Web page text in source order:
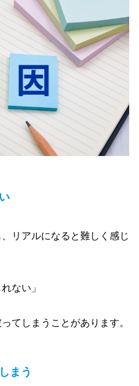
リアルになると難しく感じ
ない」
てしまうことがあります。
まう